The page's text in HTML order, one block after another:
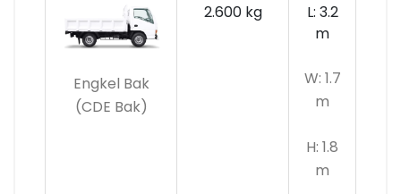
Engkel Bak
(CDE Bak)
2.600 kg
L: 3.2
m
W: 1.7
m
H: 1.8
m